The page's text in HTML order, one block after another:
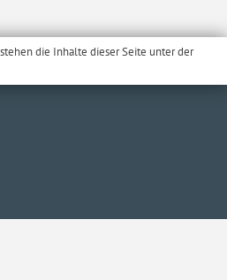
die Inhalte dieser Seite unter der